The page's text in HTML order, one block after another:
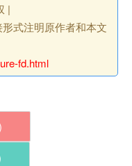
|
式注明原作者和本文
fd.html